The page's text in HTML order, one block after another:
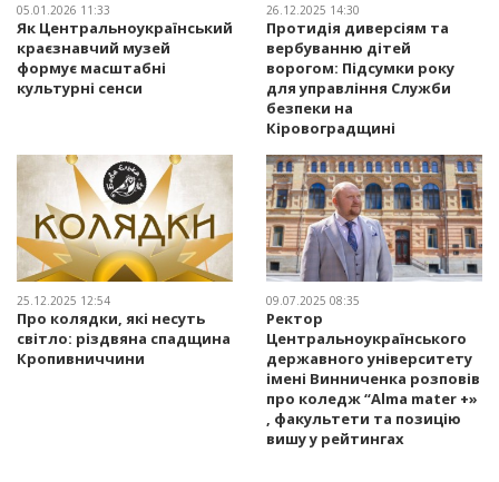
05.01.2026 11:33
Як Центральноукраїнський
краєзнавчий музей
формує масштабні
культурні сенси
26.12.2025 14:30
Протидія диверсіям та
вербуванню дітей
ворогом: Підсумки року
для управління Служби
безпеки на
Кіровоградщині
25.12.2025 12:54
Про колядки, які несуть
світло: різдвяна спадщина
Кропивниччини
09.07.2025 08:35
Ректор
Центральноукраїнського
державного університету
імені Винниченка розповів
про коледж “Alma mater +»
, факультети та позицію
вишу у рейтингах